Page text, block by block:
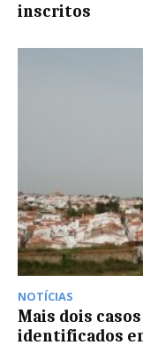
inscritos
NOTÍCIAS
Mais dois
identificados